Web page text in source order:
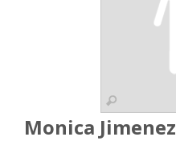
Monica Jimenez